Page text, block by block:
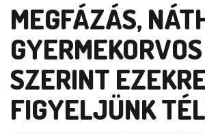
MEGFÁZÁS,
GYERMEKORVOS
SZERINT
FIGYELJÜNK